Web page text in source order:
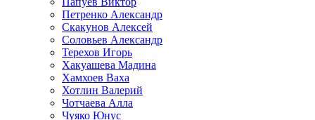
Петренко Александр
Скакунов Алексей
Соловьев Александр
Терехов Игорь
Хакуашева Мадина
Хамхоев Ваха
Хотлин Валерий
Чотчаева Алла
Чуяко Юнус